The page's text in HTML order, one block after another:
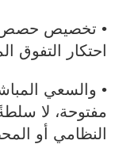
• تخصيص حصص
احتكار التفوق
• والسعي
مفتوحة، لا
النظامي أو